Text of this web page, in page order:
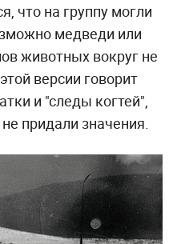
что на группу могли
медведи или
животных вокруг не
версии говорит
и "следы когтей",
придали значения.